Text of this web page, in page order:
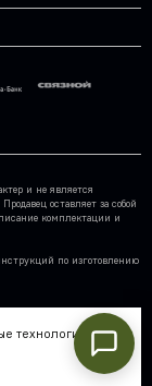
технологии.
и не является
оставляет за собой
комплектации и
по изготовлению